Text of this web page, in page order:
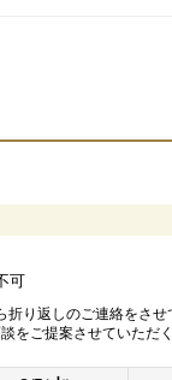
可
り返しのご連絡をさせ
をご提案させていただ